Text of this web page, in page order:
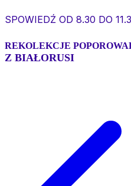
SPOWIEDŹ OD 8.30 DO
REKOLEKCJE
Z BIAŁORUSI